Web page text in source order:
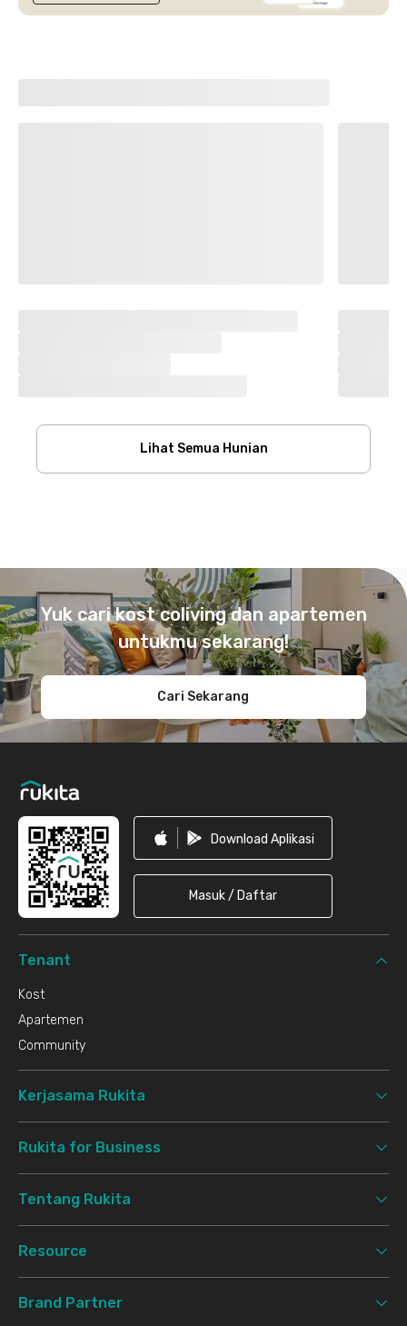
Lihat Semua Hunian
Yuk cari kost coliving dan apartemen
untukmu sekarang!
Cari Sekarang
Download Aplikasi
Masuk / Daftar
Tenant
Kost
Apartemen
Community
Kerjasama Rukita
Rukita for Business
Tentang Rukita
Resource
Brand Partner